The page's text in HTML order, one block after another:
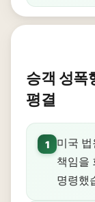
승객 성폭
평결
1
미국
책임을
명령했